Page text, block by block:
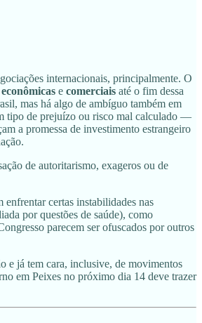
internacionais, principalmente. O
e comerciais até o fim dessa
mas há algo de ambíguo também em
tipo de prejuízo ou risco mal calculado —
a promessa de investimento estrangeiro
de autoritarismo, exageros ou de
enfrentar certas instabilidades nas
por questões de saúde), como
parecem ser ofuscados por outros
e já tem cara, inclusive, de movimentos
em Peixes no próximo dia 14 deve trazer